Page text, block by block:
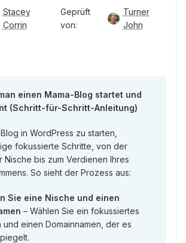
Stacey
Corrin
Geprüft
von:
Turner
John
einen Mama-Blog startet und
(Schritt-für-Schritt-Anleitung)
in WordPress zu starten,
fokussierte Schritte, von der
Nische bis zum Verdienen Ihres
So sieht der Prozess aus:
Sie eine Nische und einen
– Wählen Sie ein fokussiertes
und einen Domainnamen, der es